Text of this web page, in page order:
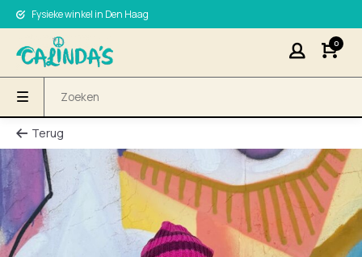
Fysieke winkel in Den Haag
0
Terug